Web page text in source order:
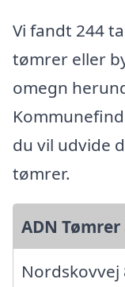
Vi fandt 244
tømrer eller
omegn
du vil udvide
tømrer.
ADN
Nordskovvej